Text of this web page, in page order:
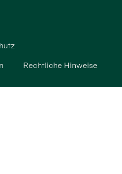
Rechtliche Hinweise